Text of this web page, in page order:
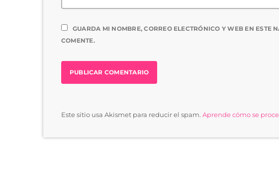
GUARDA MI NOMBRE, CORREO ELECTRÓNICO Y WEB EN ESTE
COMENTE.
Este sitio usa Akismet para reducir el spam. Aprende cómo se